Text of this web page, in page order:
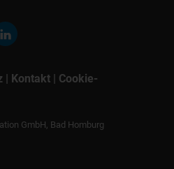
Kontakt
Cookie-
GmbH, Bad Homburg